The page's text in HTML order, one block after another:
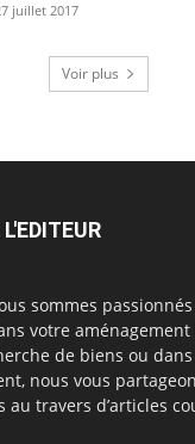
juillet 2017
Voir plus
sommes
votre
de biens ou
nous vous
au travers d’articles